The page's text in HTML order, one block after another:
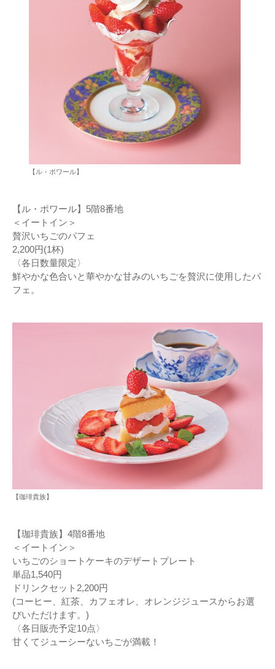
【ル・ポワール】
【ル・ポワール】5階8番地
＜イートイン＞
贅沢いちごのパフェ
2,200円(1杯)
〈各日数量限定〉
鮮やかな色合いと華やかな甘みのいちごを贅沢に使用したパ
フェ。
【珈琲貴族】
【珈琲貴族】4階8番地
＜イートイン＞
いちごのショートケーキのデザートプレート
単品1,540円
ドリンクセット2,200円
(コーヒー、紅茶、カフェオレ、オレンジジュースからお選
びいただけます。)
〈各日販売予定10点〉
甘くてジューシーないちごが満載！